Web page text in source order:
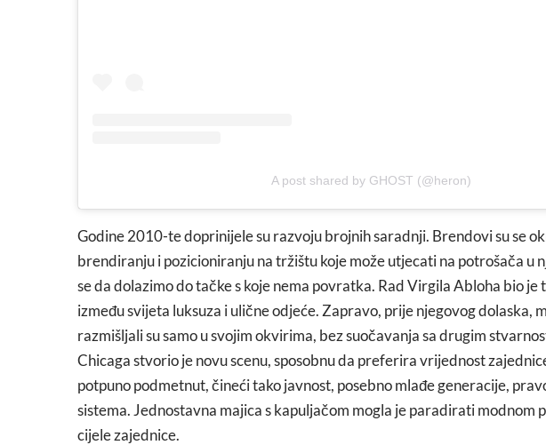
A post shared by GHOST (@heron)
Godine 2010-te doprinijele su razvoju brojnih saradnji. Brendovi su se
brendiranju i pozicioniranju na tržištu koje može utjecati na potrošača u
se da dolazimo do tačke s koje nema povratka. Rad Virgila Abloha bio je
između svijeta luksuza i ulične odjeće. Zapravo, prije njegovog dolaska,
razmišljali su samo u svojim okvirima, bez suočavanja sa drugim
Chicaga stvorio je novu scenu, sposobnu da preferira vrijednost
potpuno podmetnut, čineći tako javnost, posebno mlađe generacije,
sistema. Jednostavna majica s kapuljačom mogla je paradirati modnom
cijele zajednice.